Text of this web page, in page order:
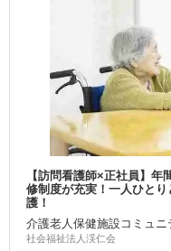
【訪問看護師×正社員】
修制度が充実！一人ひと
護！
介護老人保健施設コミュニ
社会福祉法人渓仁会